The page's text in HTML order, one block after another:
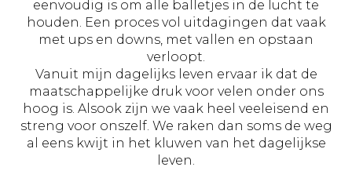
eenvoudig is om alle balletjes in de lucht te
houden. Een proces vol uitdagingen dat vaak
met ups en downs, met vallen en opstaan
verloopt.
Vanuit mijn dagelijks leven ervaar ik dat de
maatschappelijke druk voor velen onder ons
hoog is. Alsook zijn we vaak heel veeleisend en
streng voor onszelf. We raken dan soms de weg
al eens kwijt in het kluwen van het dagelijkse
leven.